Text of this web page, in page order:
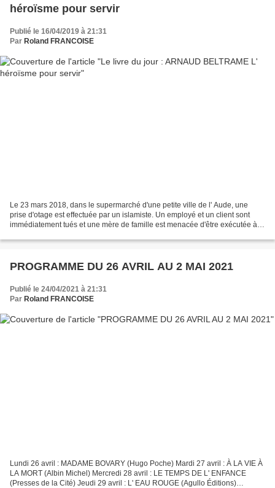
héroïsme pour servir
Publié le 16/04/2019 à 21:31
Par Roland FRANCOISE
Le 23 mars 2018, dans le supermarché d'une petite ville de l' Aude, une
prise d'otage est effectuée par un islamiste. Un employé et un client sont
immédiatement tués et une mère de famille est menacée d'être exécutée à
PROGRAMME DU 26 AVRIL AU 2 MAI 2021
Publié le 24/04/2021 à 21:31
Par Roland FRANCOISE
Lundi 26 avril : MADAME BOVARY (Hugo Poche) Mardi 27 avril : À LA VIE À
LA MORT (Albin Michel) Mercredi 28 avril : LE TEMPS DE L' ENFANCE
(Presses de la Cité) Jeudi 29 avril : L' EAU ROUGE (Agullo Éditions)